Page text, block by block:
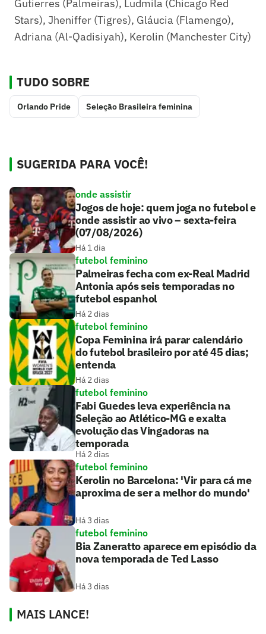
Gutierres (Palmeiras), Ludmila (Chicago Red
Stars), Jheniffer (Tigres), Gláucia (Flamengo),
Adriana (Al-Qadisiyah), Kerolin (Manchester City)
TUDO SOBRE
Orlando Pride Seleção Brasileira feminina
SUGERIDA PARA VOCÊ!
onde assistir
Jogos de hoje: quem joga no futebol e
onde assistir ao vivo – sexta-feira
(07/08/2026)
Há 1 dia
futebol feminino
Palmeiras fecha com ex-Real Madrid
Antonia após seis temporadas no
futebol espanhol
Há 2 dias
futebol feminino
Copa Feminina irá parar calendário
do futebol brasileiro por até 45 dias;
entenda
Há 2 dias
futebol feminino
Fabi Guedes leva experiência na
Seleção ao Atlético-MG e exalta
evolução das Vingadoras na
temporada
Há 2 dias
futebol feminino
Kerolin no Barcelona: 'Vir para cá me
aproxima de ser a melhor do mundo'
Há 3 dias
futebol feminino
Bia Zaneratto aparece em episódio da
nova temporada de Ted Lasso
Há 3 dias
MAIS LANCE!